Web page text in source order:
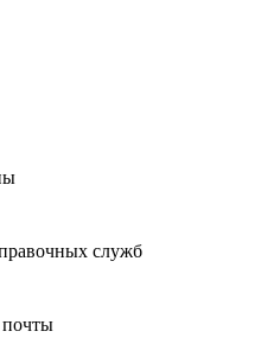
служб
почты